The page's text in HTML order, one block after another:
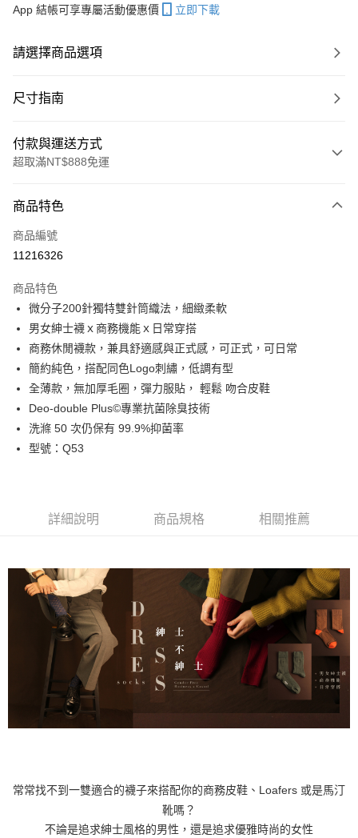
App 結帳可享專屬活動優惠價 立即下載
請選擇商品選項
尺寸指南
付款與運送方式
超取滿NT$888免運
信用卡一次付款
超商取貨付款
Apple Pay
ATM付款
運送方式
每筆NT$100，滿NT$888(含以上)免運費
付款後全家取貨
每筆NT$100，滿NT$888(含以上)免運費
每筆NT$100，滿NT$888(含以上)免運費
每筆NT$100，滿NT$888(含以上)免運費
宅配-離島
每筆NT$150，滿NT$888(含以上)免運費
國際運送 查看運費
商品特色
商品編號
11216326
商品特色
微分子200針獨特雙針筒織法，細緻柔軟
男女紳士襪ｘ商務機能ｘ日常穿搭
商務休閒襪款，兼具舒適感與正式感，可正式，可日常
簡約純色，搭配同色Logo刺繡，低調有型
全薄款，無加厚毛圈，彈力服貼， 輕鬆 吻合皮鞋
Deo-double Plus©專業抗菌除臭技術
洗滌 50 次仍保有 99.9%抑菌率
型號：Q53
詳細說明 商品規格 相關推薦
常常找不到一雙適合的襪子來搭配你的商務皮鞋、Loafers 或是馬汀
靴嗎？
不論是追求紳士風格的男性，還是追求優雅時尚的女性